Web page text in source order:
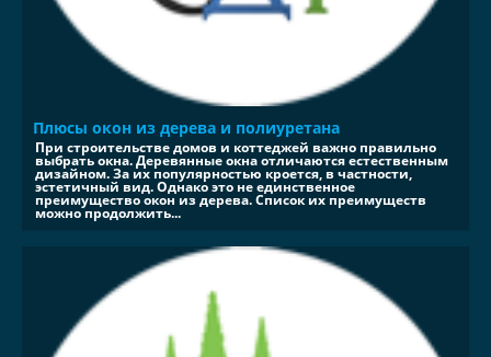
Плюсы окон из дерева и полиуретана
При строительстве домов и коттеджей важно правильно
выбрать окна. Деревянные окна отличаются естественным
дизайном. За их популярностью кроется, в частности,
эстетичный вид. Однако это не единственное
преимущество окон из дерева. Список их преимуществ
можно продолжить...